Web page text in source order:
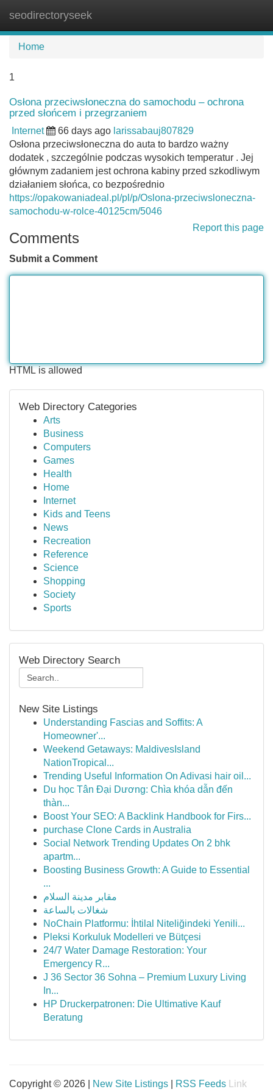
seodirectoryseek
Home
1
Osłona przeciwsłoneczna do samochodu – ochrona
przed słońcem i przegrzaniem
Internet 66 days ago larissabauj807829
Osłona przeciwsłoneczna do auta to bardzo ważny
dodatek , szczególnie podczas wysokich temperatur . Jej
głównym zadaniem jest ochrona kabiny przed szkodliwym
działaniem słońca, co bezpośrednio
https://opakowaniadeal.pl/pl/p/Oslona-przeciwsloneczna-
samochodu-w-rolce-40125cm/5046
Report this page
Comments
Submit a Comment
HTML is allowed
Web Directory Categories
Arts
Business
Computers
Games
Health
Home
Internet
Kids and Teens
News
Recreation
Reference
Science
Shopping
Society
Sports
Web Directory Search
New Site Listings
Understanding Fascias and Soffits: A
Homeowner'...
Weekend Getaways: MaldivesIsland
NationTropical...
Trending Useful Information On Adivasi hair oil...
Du học Tân Đại Dương: Chìa khóa dẫn đến
thàn...
Boost Your SEO: A Backlink Handbook for Firs...
purchase Clone Cards in Australia
Social Network Trending Updates On 2 bhk
apartm...
Boosting Business Growth: A Guide to Essential
...
مقابر مدينة السلام
شغالات بالساعة
NoChain Platformu: İhtilal Niteliğindeki Yenili...
Pleksi Korkuluk Modelleri ve Bütçesi
24/7 Water Damage Restoration: Your
Emergency R...
J 36 Sector 36 Sohna – Premium Luxury Living
In...
HP Druckerpatronen: Die Ultimative Kauf
Beratung
Copyright © 2026 | New Site Listings RSS Feeds Link